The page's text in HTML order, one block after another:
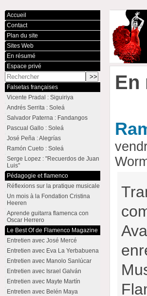
En
Accueil
Contact
Plan du site
Sites Web
En résumé
Espace privé
Falsetas françaises
Vicente Pradal : Siguiriya
Andrés Serrita : Soleá
Salvador Paterna : Fandangos
Pascual Gallo : Soleá
José Peña : Alegrías
Ramón Cueto : Soleá
Serge Lopez : "Recuerdos de Juan
Luis"
Pédagogie et flamenco
Réflexions sur la pratique musicale
Un mois à la Fondation Cristina
Heeren
Aprende guitarra flamenca con
Oscar Herrero
Le Best Of de Flamenco Magazine
Entretien avec José Mercé
Entretien avec Eva La Yerbabuena
Entretien avec Manolo Sanlúcar
Entretien avec Israel Galván
Entretien avec Mayte Martín
Entretien avec Belén Maya